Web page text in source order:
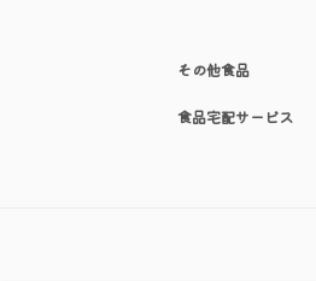
その他食品
食品宅配サービス